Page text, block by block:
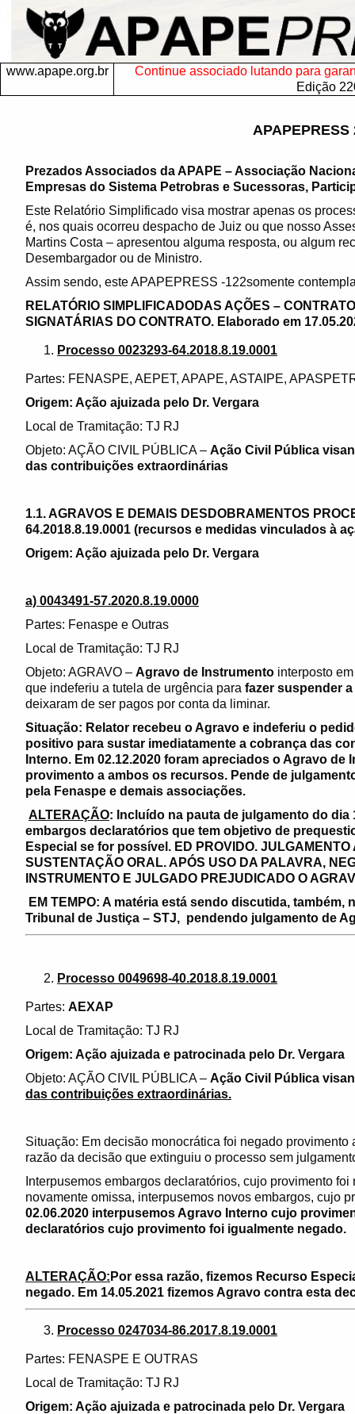
www.apape.org.br
Continue associado lutando para
Edição
APAPEPRESS
Prezados Associados da APAPE – Associação
Empresas do Sistema Petrobras e Sucessoras,
Este Relatório Simplificado visa mostrar apenas os
é, nos quais ocorreu despacho de Juiz ou que nosso
Martins Costa – apresentou alguma resposta, ou algum
Desembargador ou de Ministro.
Assim sendo, este APAPEPRESS -122somente
RELATÓRIO SIMPLIFICADODAS AÇÕES –
SIGNATÁRIAS DO CONTRATO. Elaborado em
Processo 0023293-64.2018.8.19.0001
Partes: FENASPE, AEPET, APAPE, ASTAIPE,
Origem: Ação ajuizada pelo Dr. Vergara
Local de Tramitação: TJ RJ
Objeto: AÇÃO CIVIL PÚBLICA – Ação Civil Pública
das contribuições extraordinárias
1.1. AGRAVOS E DEMAIS DESDOBRAMENTOS
64.2018.8.19.0001 (recursos e medidas vinculados à
Origem: Ação ajuizada pelo Dr. Vergara
a) 0043491-57.2020.8.19.0000
Partes: Fenaspe e Outras
Local de Tramitação: TJ RJ
Objeto: AGRAVO – Agravo de Instrumento interposto
que indeferiu a tutela de urgência para fazer suspender
deixaram de ser pagos por conta da liminar.
Situação: Relator recebeu o Agravo e indeferiu o
positivo para sustar imediatamente a cobrança das
Interno. Em 02.12.2020 foram apreciados o Agravo
provimento a ambos os recursos. Pende de
pela Fenaspe e demais associações.
ALTERAÇÃO: Incluído na pauta de julgamento do dia
embargos declaratórios que tem objetivo de
Especial se for possível. ED PROVIDO.
SUSTENTAÇÃO ORAL. APÓS USO DA PALAVRA,
INSTRUMENTO E JULGADO PREJUDICADO O
EM TEMPO: A matéria está sendo discutida,
Tribunal de Justiça – STJ, pendendo julgamento de
Processo 0049698-40.2018.8.19.0001
Partes: AEXAP
Local de Tramitação: TJ RJ
Origem: Ação ajuizada e patrocinada pelo Dr. Vergara
Objeto: AÇÃO CIVIL PÚBLICA – Ação Civil Pública
das contribuições extraordinárias.
Situação: Em decisão monocrática foi negado
razão da decisão que extinguiu o processo sem
Interpusemos embargos declaratórios, cujo provimento
novamente omissa, interpusemos novos embargos, cujo
02.06.2020 interpusemos Agravo Interno cujo
declaratórios cujo provimento foi igualmente negado.
ALTERAÇÃO: Por essa razão, fizemos Recurso
negado. Em 14.05.2021 fizemos Agravo contra esta
Processo 0247034-86.2017.8.19.0001
Partes: FENASPE E OUTRAS
Local de Tramitação: TJ RJ
Origem: Ação ajuizada e patrocinada pelo Dr. Vergara